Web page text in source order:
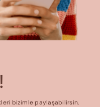
bizimle paylaşabilirsin.